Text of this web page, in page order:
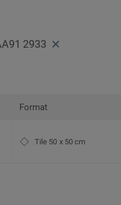
2933
Format
Tile 50 x 50 cm